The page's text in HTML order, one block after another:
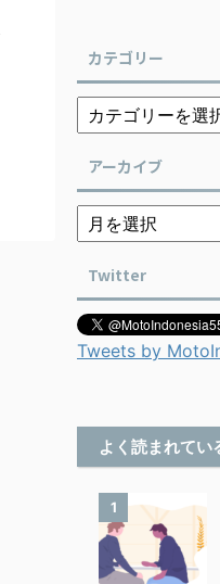
カテゴリー
アーカイブ
Twitter
Tweets by
よく読まれてい
1